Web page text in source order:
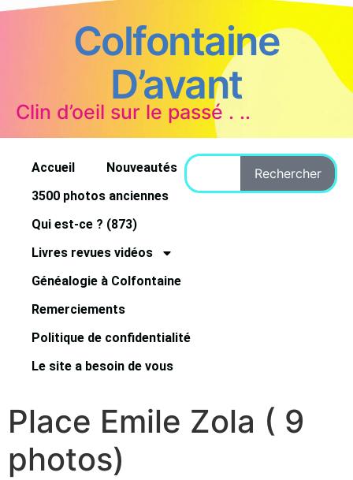
Colfontaine
D’avant
Clin d’oeil sur le passé . ..
Accueil
Nouveautés
3500 photos anciennes
Qui est-ce ? (873)
Livres revues vidéos
Généalogie à Colfontaine
Remerciements
Politique de confidentialité
Le site a besoin de vous
Rechercher
Place Emile Zola ( 9
photos)